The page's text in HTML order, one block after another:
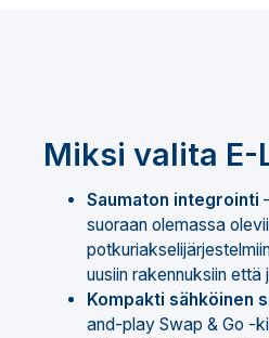
Miksi valita E-
Saumaton integrointi
suoraan olemassa
uusiin rakennuksiin että
Kompakti sähköinen
and-play Swap & Go -